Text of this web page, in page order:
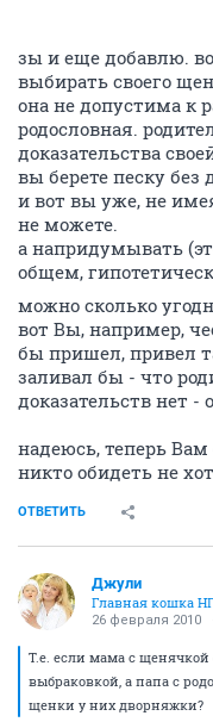
зы и еще добавлю.
выбирать своего
она не допустима к
родословная.
доказательства
вы берете песку без
и вот вы уже, не
не можете.
а напридумывать
общем,
можно сколько
вот Вы, например,
бы пришел, привел
заливал бы - что
доказательств нет -
надеюсь, теперь
никто обидеть не
ОТВЕТИТЬ
Джули
Главная кошка
26 февраля 2010
Т.е. если мама с щенячкой
выбраковкой, а папа с
щенки у них дворняжки?